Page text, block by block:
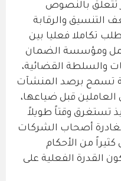
تتعلق بالنصوص
التنسيق والرقابة
تكاملا فعليا بين
ومؤسسة الضمان
والسلطة القضائية،
تسمح برصد المنشآت
العاملين قبل ضياعها،
تستغرق وقتاً طويلاً
أصحاب الشركات
من الأحكام
القدرة الفعلية على